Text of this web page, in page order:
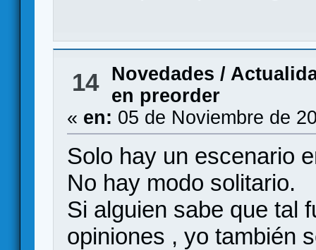
14
Novedades /
en preorder
« en: 05 de Noviembre de
Solo hay un escenario
No hay modo solitario.
Si alguien sabe que tal
opiniones , yo también